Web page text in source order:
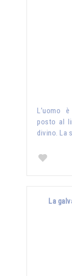
L’uomo
posto al
divino. La
La